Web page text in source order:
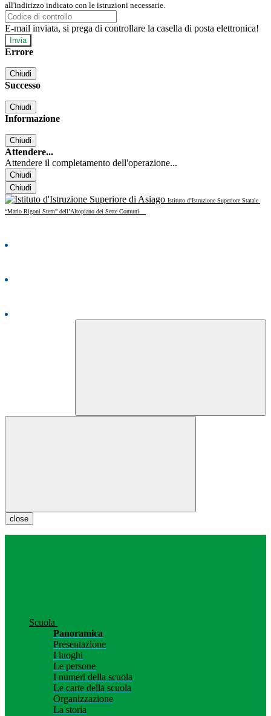
all'indirizzo indicato con le istruzioni necessarie.
E-mail inviata, si prega di controllare la casella di posta elettronica!
Errore
Chiudi
Successo
Chiudi
Informazione
Chiudi
Attendere...
Attendere il completamento dell'operazione...
Chiudi
Chiudi
Istituto d’Istruzione Superiore Statale
“Mario Rigoni Stern” dell’Altopiano dei Sette Comuni
close
Scuola
Panoramica
Presentazione
I luoghi
Le persone
I numeri della scuola
Le carte della scuola
Organizzazione
La storia